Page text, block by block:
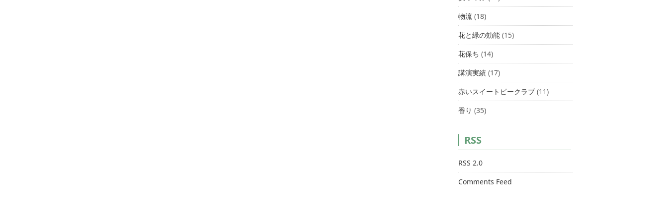
物流 (18)
花と緑の効能 (15)
花保ち (14)
講演実績 (17)
赤いスイートピークラブ (11)
香り (35)
RSS
RSS 2.0
Comments Feed